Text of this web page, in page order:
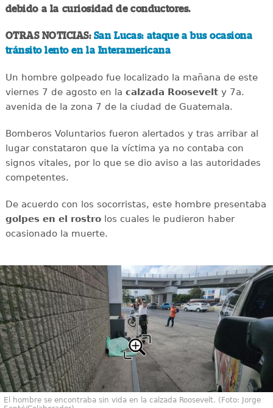
debido a la curiosidad de conductores.
OTRAS NOTICIAS: San Lucas: ataque a bus ocasiona
tránsito lento en la Interamericana
Un hombre golpeado fue localizado la mañana de este
viernes 7 de agosto en la calzada Roosevelty 7a.
avenida de la zona 7 de la ciudad de Guatemala.
Bomberos Voluntarios fueron alertados y tras arribar al
lugar constataron que la víctima ya no contaba con
signos vitales, por lo que se dio aviso a las autoridades
competentes.
De acuerdo con los socorristas, este hombre presentaba
golpes en el rostrolos cuales le pudieron haber
ocasionado la muerte.
El hombre se encontraba sin vida en la calzada Roosevelt. (Foto: Jorge